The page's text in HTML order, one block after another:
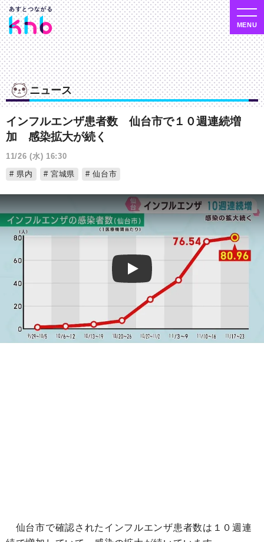
ニュース
インフルエンザ患者数 仙台市で１０週連続増
加 感染拡大が続く
11/26 (水) 16:30
県内
宮城県 仙台市
Play
仙台市で確認されたインフルエンザ患者数は１０週連